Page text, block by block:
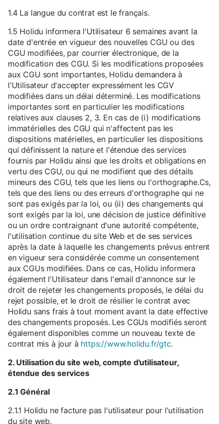
1.4 La langue du contrat est le français.
1.5 Holidu informera l'Utilisateur 6 semaines avant la
date d'entrée en vigueur des nouvelles CGU ou des
CGU modifiées, par courrier électronique, de la
modification des CGU. Si les modifications proposées
aux CGU sont importantes, Holidu demandera à
l'Utilisateur d'accepter expressément les CGV
modifiées dans un délai déterminé. Les modifications
importantes sont en particulier les modifications
relatives aux clauses 2, 3. En cas de (i) modifications
immatérielles des CGU qui n'affectent pas les
dispositions matérielles, en particulier les dispositions
qui définissent la nature et l'étendue des services
fournis par Holidu ainsi que les droits et obligations en
vertu des CGU, ou qui ne modifient que des détails
mineurs des CGU, tels que les liens ou l'orthographe.Cs,
tels que des liens ou des erreurs d'orthographe qui ne
sont pas exigés par la loi, ou (ii) des changements qui
sont exigés par la loi, une décision de justice définitive
ou un ordre contraignant d'une autorité compétente,
l'utilisation continue du site Web et de ses services
après la date à laquelle les changements prévus entrent
en vigueur sera considérée comme un consentement
aux CGUs modifiées. Dans ce cas, Holidu informera
également l'Utilisateur dans l'email d'annonce sur le
droit de rejeter les changements proposés, le délai du
rejet possible, et le droit de résilier le contrat avec
Holidu sans frais à tout moment avant la date effective
des changements proposés. Les CGUs modifiés seront
également disponibles comme un nouveau texte de
contrat mis à jour à https://www.holidu.fr/gtc.
2. Utilisation du site web, compte d'utilisateur,
étendue des services
2.1 Général
2.1.1 Holidu ne facture pas l'utilisateur pour l'utilisation
du site web.